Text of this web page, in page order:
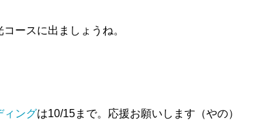
ースに出ましょうね。
ィングは10/15まで。応援お願いします（やの）